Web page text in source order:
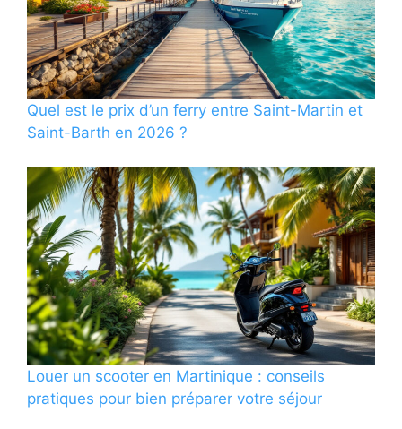
Quel est le prix d’un ferry entre Saint-Martin et
Saint-Barth en 2026 ?
Louer un scooter en Martinique : conseils
pratiques pour bien préparer votre séjour